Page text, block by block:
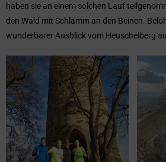
haben sie an einem solchen Lauf
den Wald mit Schlamm an den Beinen.
wunderbarer Ausblick vom Heuschelberg